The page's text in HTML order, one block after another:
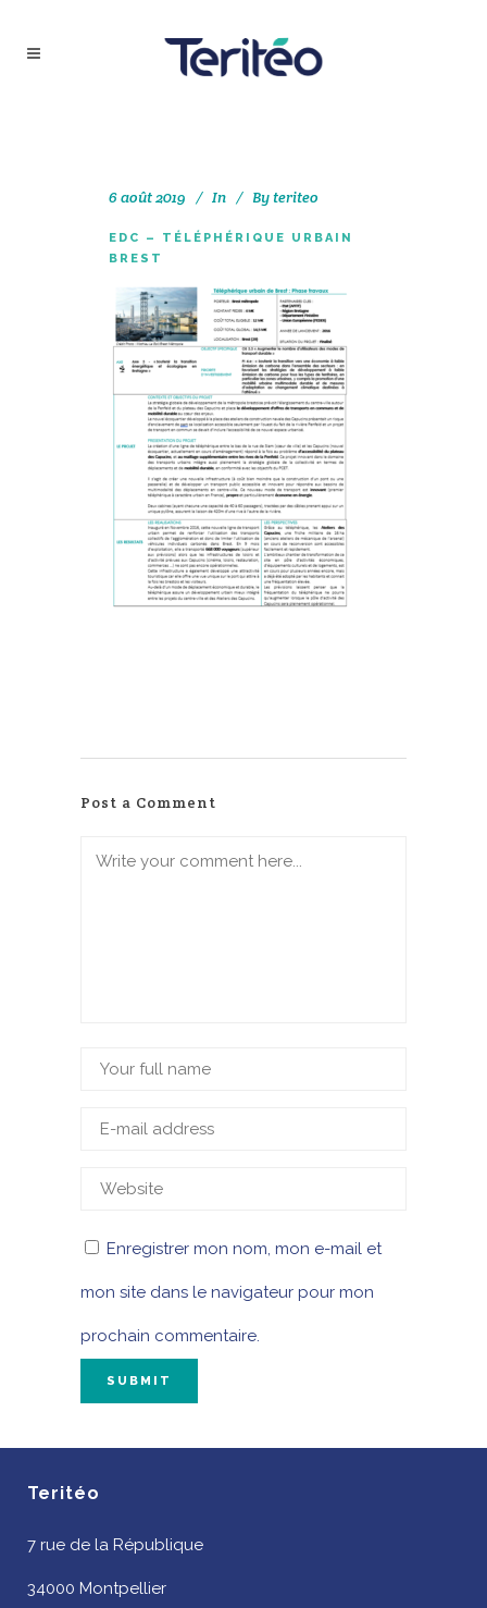
6 août 2019 In Byteriteo
EDC – TÉLÉPHÉRIQUE URBAIN
BREST
Post a Comment
Enregistrer mon nom, mon e-mail et
mon site dans le navigateur pour mon
prochain commentaire.
Teritéo
7 rue de la République
34000 Montpellier